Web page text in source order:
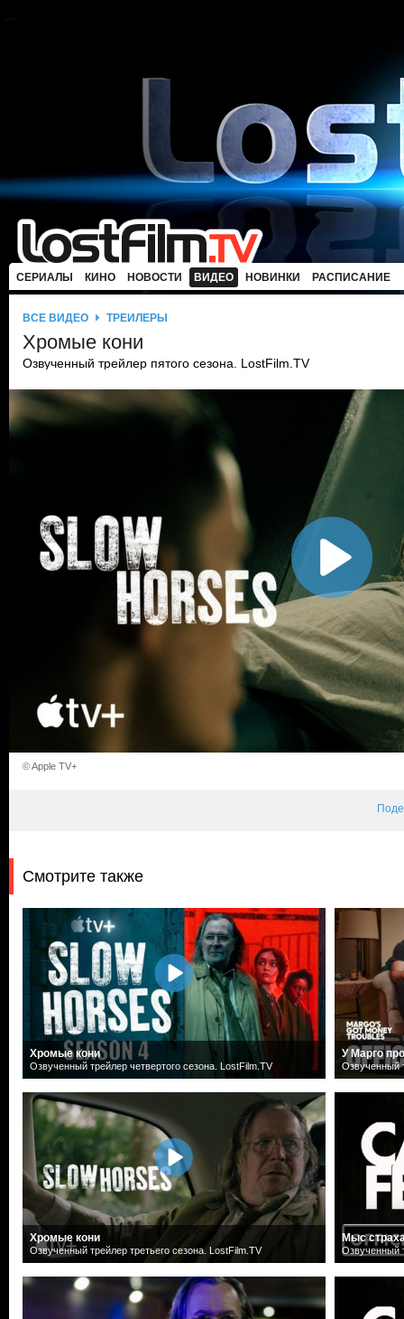
СЕРИАЛЫ КИНО НОВОСТИ ВИДЕО НОВИНКИ РАСПИСАНИЕ
ВСЕ ВИДЕО ТРЕЙЛЕРЫ
Хромые кони
Озвученный трейлер пятого сезона. LostFilm.TV
© Apple TV+
Смотрите также
Хромые кони
Озвученный трейлер четвертого сезона. LostFilm.TV
Хромые кони
Озвученный трейлер третьего сезона. LostFilm.TV
У Марго
Озвученный
Мыс
Озвученный